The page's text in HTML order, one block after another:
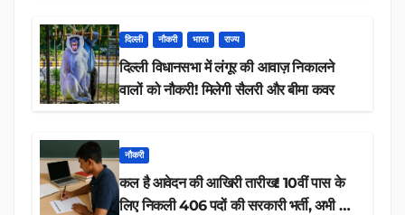
दिल्ली नौकरी भारत राज्य
दिल्ली विधानसभा में लंगूर की आवाज़ निकालने
वालों को नौकरी! मिलेगी सैलरी और बीमा कवर
नौकरी
कल है आवेदन की आखिरी तारीख! 10वीं पास के
लिए निकली 406 पदों की सरकारी भर्ती, अभी करें